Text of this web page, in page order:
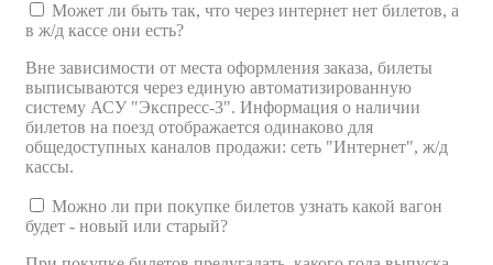
Может ли быть так, что через интернет нет билетов, а
в ж/д кассе они есть?
Вне зависимости от места оформления заказа, билеты
выписываются через единую автоматизированную
систему АСУ "Экспресс-3". Информация о наличии
билетов на поезд отображается одинаково для
общедоступных каналов продажи: сеть "Интернет", ж/д
кассы.
Можно ли при покупке билетов узнать какой вагон
будет - новый или старый?